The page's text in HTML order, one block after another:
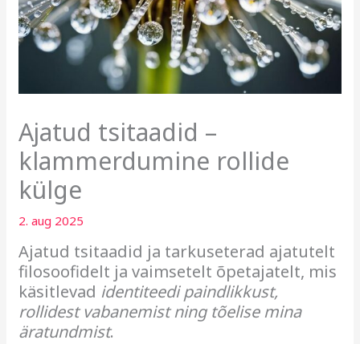
Ajatud tsitaadid –
klammerdumine rollide
külge
2. aug 2025
Ajatud tsitaadid ja tarkuseterad ajatutelt
filosoofidelt ja vaimsetelt õpetajatelt, mis
käsitlevad identiteedi paindlikkust,
rollidest vabanemist ning tõelise mina
äratundmist.